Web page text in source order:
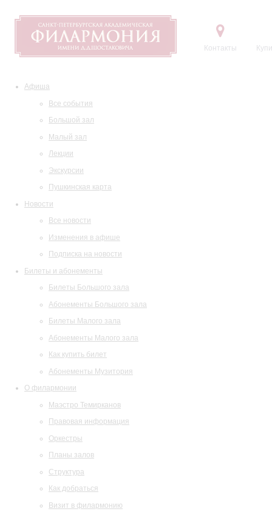
Контакты
Афиша
Все события
Большой зал
Малый зал
Лекции
Экскурсии
Пушкинская карта
Новости
Все новости
Изменения в афише
Подписка на новости
Билеты и абонементы
Билеты Большого зала
Абонементы Большого зала
Билеты Малого зала
Абонементы Малого зала
Как купить билет
Абонементы Музитория
О филармонии
Маэстро Темирканов
Правовая информация
Оркестры
Планы залов
Структура
Как добраться
Визит в филармонию